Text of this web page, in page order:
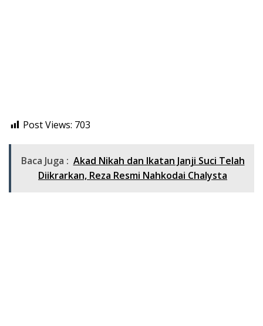
Post Views: 703
Baca Juga : Akad Nikah dan Ikatan Janji Suci Telah
Diikrarkan, Reza Resmi Nahkodai Chalysta